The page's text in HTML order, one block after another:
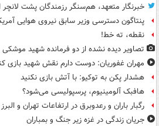
خبرنگار متعهد، هم‌سنگر رزمندگان پشت
پنتاگون دسترسی وزیر سابق نیروی هوایی
نقطه، ته خط!
تصاویر دیده‌ نشده از دو فرمانده شهید موشکی
مهران غفوریان: دوست دارم نقش شهید بازی
هشدار پکن به توکیو: با آتش بازی نکنید
هافبک آلومینیوم، پرسپولیسی می‌شود؟
رگبار باران و رعدوبرق در ارتفاعات تهران و البرز
جریان زندگی در غزه زیر جنگ و بمباران